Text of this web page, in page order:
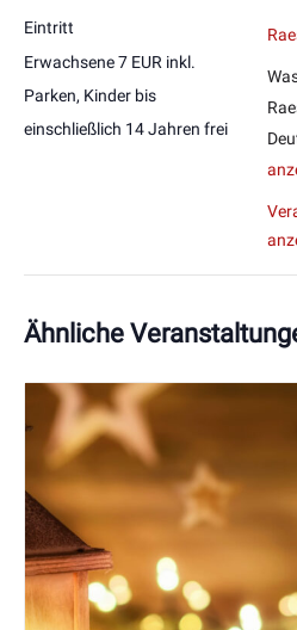
Eintritt
Erwachsene 7 EUR inkl.
Parken, Kinder bis
einschließlich 14 Jahren frei
Ähnliche